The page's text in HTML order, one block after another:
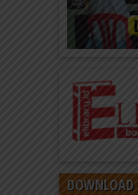
Elibrary.id:
Bergambar
DAFTAR DI
di elibrary.id
DOWNLOAD